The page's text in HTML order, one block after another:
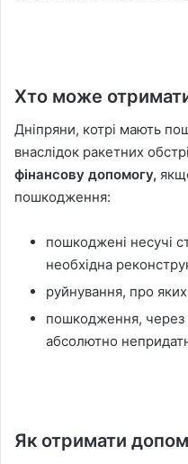
Хто може
Дніпряни, котрі мають
внаслідок ракетних
фінансову допомогу,
пошкодження:
пошкоджені несучі
необхідна
руйнування, про
пошкодження, через
абсолютно
Як отримати